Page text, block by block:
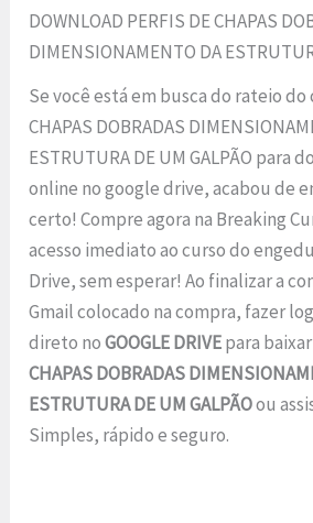
DOWNLOAD PERFIS DE CHAPAS
DIMENSIONAMENTO DA
Se você está em busca do rateio do
CHAPAS DOBRADAS
ESTRUTURA DE UM GALPÃO para
online no google drive, acabou de
certo! Compre agora na Breaking
acesso imediato ao curso do
Drive, sem esperar! Ao finalizar a
Gmail colocado na compra, fazer
direto noGOOGLE DRIVEpara
CHAPAS DOBRADAS
ESTRUTURA DE UM GALPÃOou
Simples, rápido e seguro.